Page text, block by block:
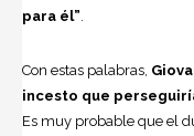
para él”
Con estas palabras,
incesto que
Es muy probable que el